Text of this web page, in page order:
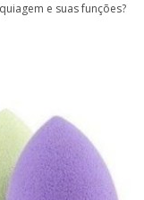
e suas funções?